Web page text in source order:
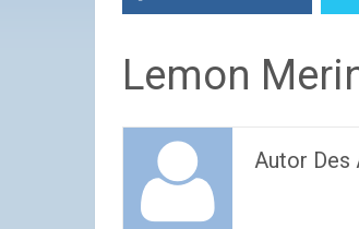
Lemon
Autor Des